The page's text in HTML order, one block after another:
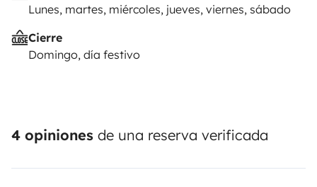
Lunes, martes, miércoles, jueves, viernes, sábado
Cierre
Domingo, día festivo
4 opiniones de una reserva verificada